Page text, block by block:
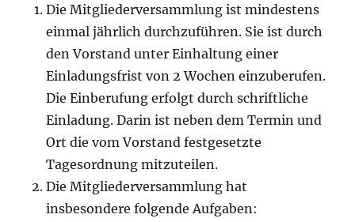
Die Mitgliederversammlung ist mindestens
einmal jährlich durchzuführen. Sie ist durch
den Vorstand unter Einhaltung einer
Einladungsfrist von 2 Wochen einzuberufen.
Die Einberufung erfolgt durch schriftliche
Einladung. Darin ist neben dem Termin und
Ort die vom Vorstand festgesetzte
Tagesordnung mitzuteilen.
Die Mitgliederversammlung hat
insbesondere folgende Aufgaben: